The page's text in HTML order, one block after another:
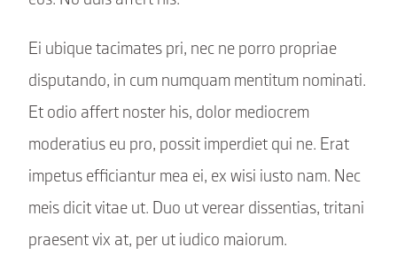
Ei ubique tacimates pri, nec ne porro propriae
disputando, in cum numquam mentitum nominati.
Et odio affert noster his, dolor mediocrem
moderatius eu pro, possit imperdiet qui ne. Erat
impetus efficiantur mea ei, ex wisi iusto nam. Nec
meis dicit vitae ut. Duo ut verear dissentias, tritani
praesent vix at, per ut iudico maiorum.